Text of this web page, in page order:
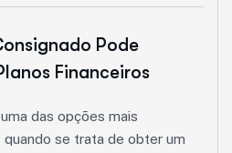
Pode
Financeiros
das opções mais
se trata de obter um